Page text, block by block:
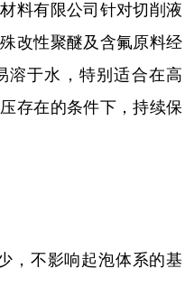
料有限公司针对切削液
改性聚醚及含氟原料经
溶于水，特别适合在高
存在的条件下，持续保
，不影响起泡体系的基